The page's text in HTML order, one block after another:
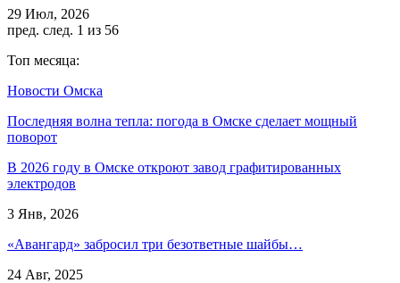
29 Июл, 2026
пред. след. 1 из 56
Топ месяца:
Новости Омска
Последняя волна тепла: погода в Омске сделает мощный
поворот
В 2026 году в Омске откроют завод графитированных
электродов
3 Янв, 2026
«Авангард» забросил три безответные шайбы…
24 Авг, 2025